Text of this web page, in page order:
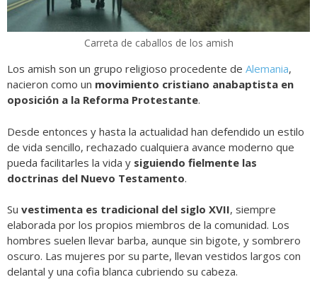
Carreta de caballos de los amish
Los amish son un grupo religioso procedente de Alemania,
nacieron como un movimiento cristiano anabaptista en
oposición a la Reforma Protestante.
Desde entonces y hasta la actualidad han defendido un estilo
de vida sencillo, rechazado cualquiera avance moderno que
pueda facilitarles la vida y siguiendo fielmente las
doctrinas del Nuevo Testamento.
Su vestimenta es tradicional del siglo XVII, siempre
elaborada por los propios miembros de la comunidad. Los
hombres suelen llevar barba, aunque sin bigote, y sombrero
oscuro. Las mujeres por su parte, llevan vestidos largos con
delantal y una cofia blanca cubriendo su cabeza.